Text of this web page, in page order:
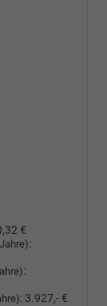
€
:
:
: 3.927,- €